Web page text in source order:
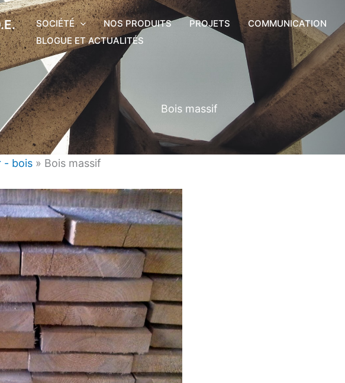
SOCIÉTÉ NOS PRODUITS PROJETS
COMMUNICATION
BLOGUE ET ACTUALITÉS
Bois massif
- bois » Bois massif